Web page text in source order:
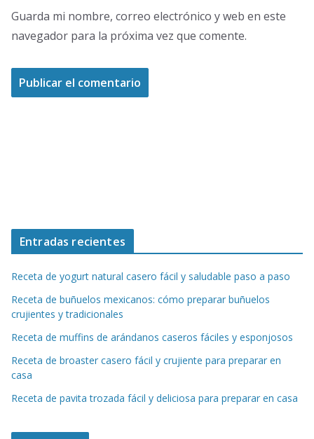
Guarda mi nombre, correo electrónico y web en este
navegador para la próxima vez que comente.
Entradas recientes
Receta de yogurt natural casero fácil y saludable paso a paso
Receta de buñuelos mexicanos: cómo preparar buñuelos
crujientes y tradicionales
Receta de muffins de arándanos caseros fáciles y esponjosos
Receta de broaster casero fácil y crujiente para preparar en
casa
Receta de pavita trozada fácil y deliciosa para preparar en casa